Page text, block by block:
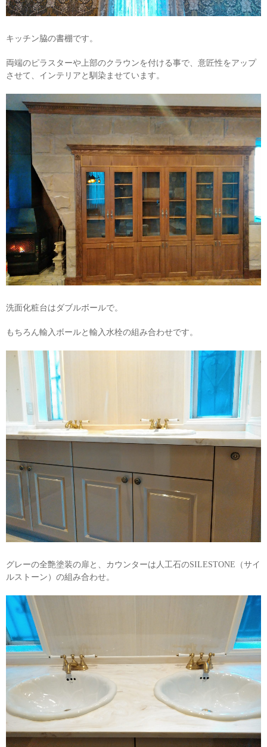
キッチン脇の書棚です。
両端のピラスターや上部のクラウンを付ける事で、意匠性をアップ
させて、インテリアと馴染ませています。
洗面化粧台はダブルボールで。
もちろん輸入ボールと輸入水栓の組み合わせです。
グレーの全艶塗装の扉と、カウンターは人工石のSILESTONE（サイ
ルストーン）の組み合わせ。